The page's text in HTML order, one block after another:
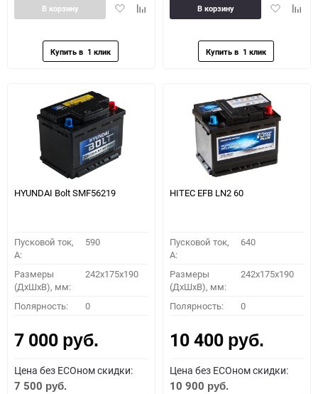
ДобавитьДобавить
В корзину
Добавить
В корзину
HYUNDAI Bolt SMF56219
Пусковой ток,
A:
590
Размеры
(ДхШхВ), мм:
242x175x190
Полярность: 0
7 000 руб.
Цена без ECOном скидки:
7 500 руб.
HITEC EFB LN2 60
Пусковой ток,
A:
640
Размеры
(ДхШхВ), мм:
242x175x190
Полярность: 0
10 400 руб.
Цена без ECOном скидки:
10 900 руб.